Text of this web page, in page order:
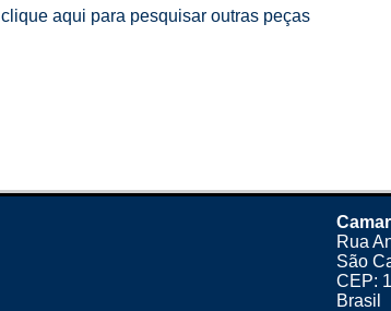
clique aqui para pesquisar outras peças
Rua
São
CEP:
Brasil